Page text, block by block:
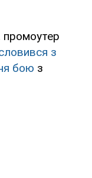
промоутер
з
бою з